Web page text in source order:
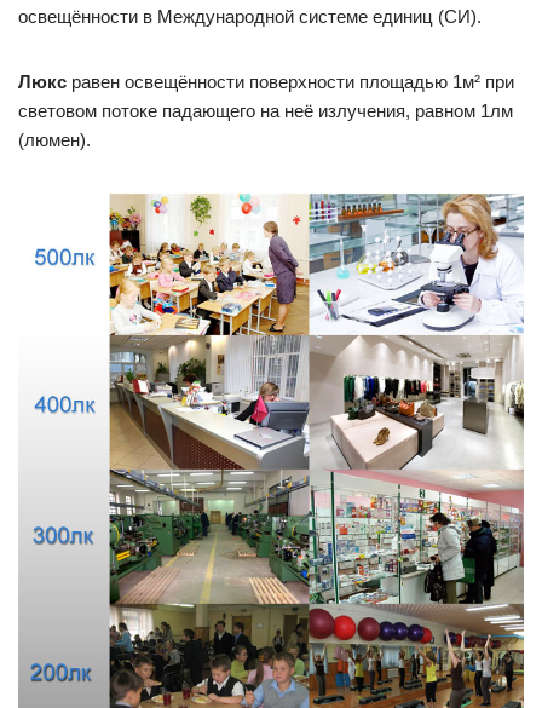
освещённости в Международной системе единиц (СИ).
Люкс равен освещённости поверхности площадью 1м² при
световом потоке падающего на неё излучения, равном 1лм
(люмен).